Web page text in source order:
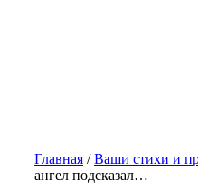
Главная /Ваши стихи и
ангел подсказал…